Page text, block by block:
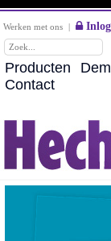
Werken met ons |
Producten
Contact